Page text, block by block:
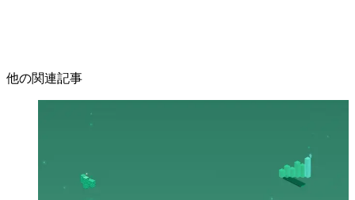
他の関連記事